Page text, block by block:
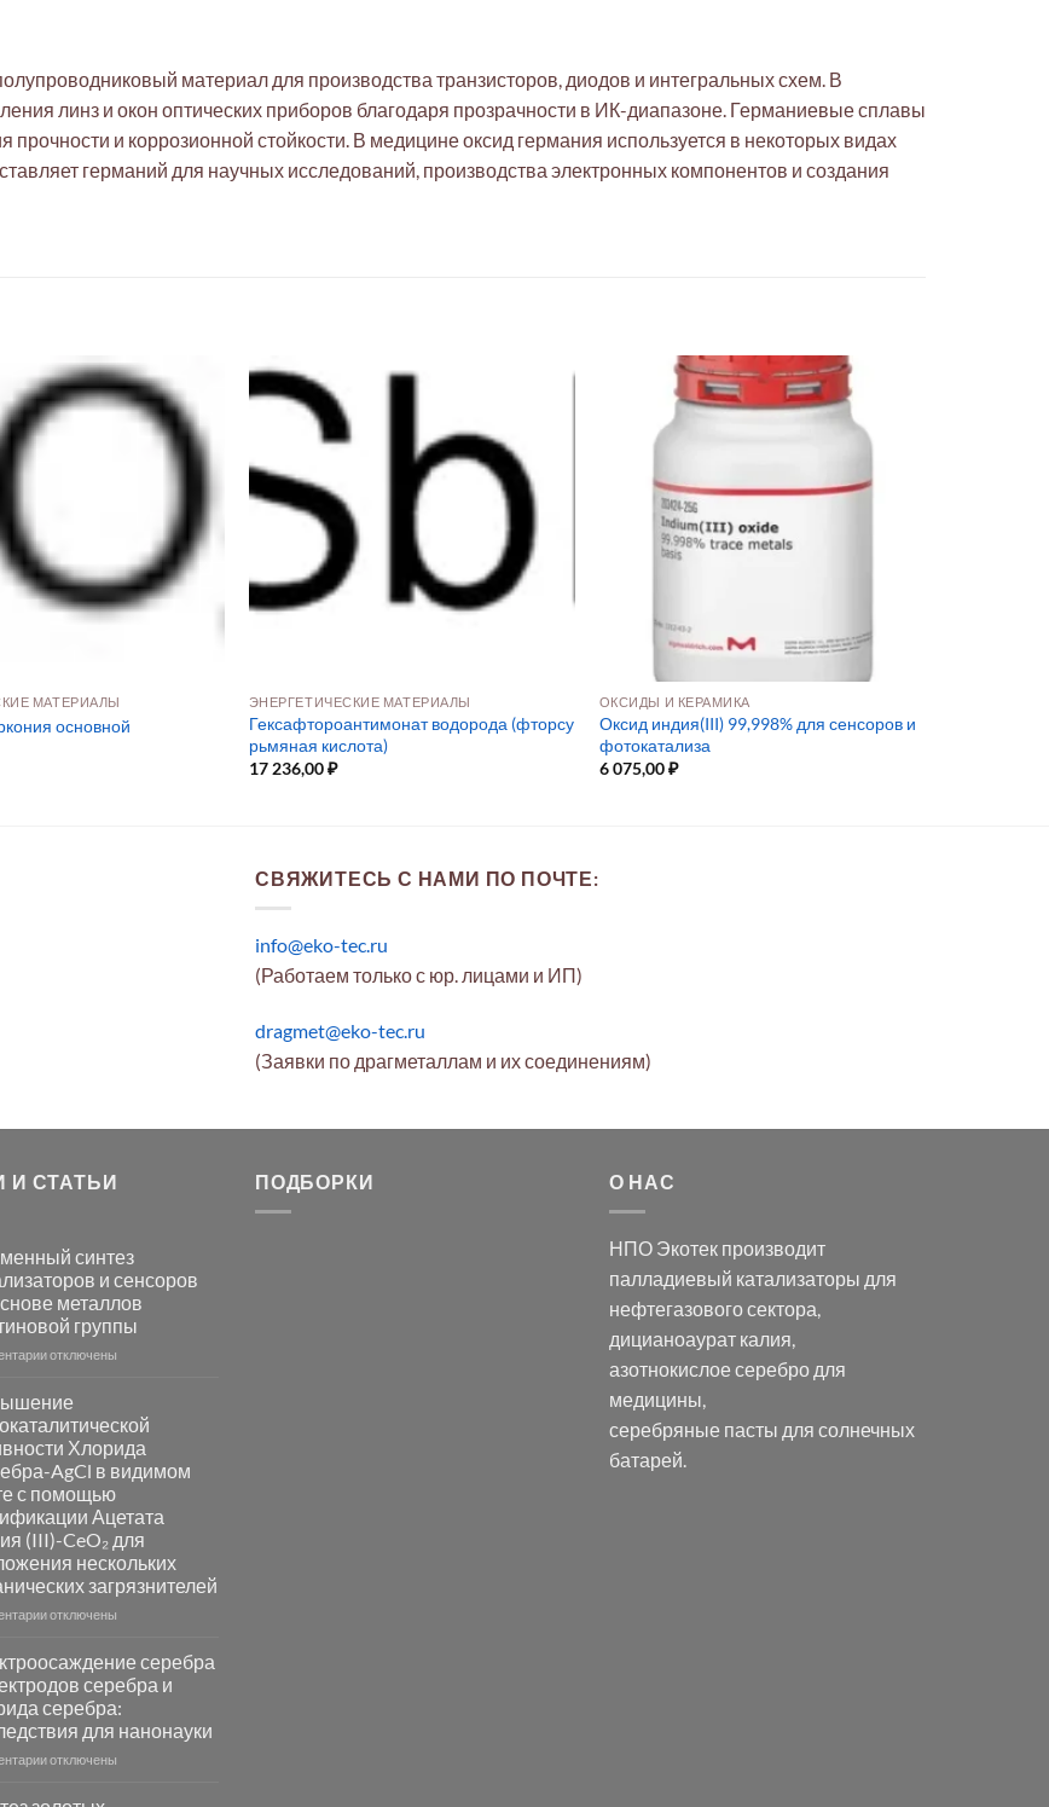
материал для производства транзисторов, диодов и интегральных схем. В
линз и окон оптических приборов благодаря прозрачности в ИК-диапазоне. Германиевые сплавы
и коррозионной стойкости. В медицине оксид германия используется в некоторых видах
германий для научных исследований, производства электронных компонентов и создания
МАТЕРИАЛЫ
основной
ЭНЕРГЕТИЧЕСКИЕ МАТЕРИАЛЫ
Гексафтороантимонат водорода (фторсу
рьмяная кислота)
17 236,00₽
ОКСИДЫ И КЕРАМИКА
Оксид индия(III) 99,998% для сенсоров и
фотокатализа
6 075,00₽
СВЯЖИТЕСЬ С НАМИ ПО ПОЧТЕ:
info@eko-tec.ru
(Работаем только с юр. лицами и ИП)
dragmet@eko-tec.ru
(Заявки по драгметаллам и их соединениям)
И СТАТЬИ
синтез
и сенсоров
металлов
группы
к
синтез
катализаторов
и
сенсоров
на
основе
металлов
платиновой
группы
отключены
Хлорида
AgCl в видимом
с помощью
Ацетата
(III)-CeO₂ для
нескольких
загрязнителей
к
фотокаталитической
активности
Хлорида
Серебра-
AgCl
отключены
серебра
серебра и
серебра:
для нанонауки
котключены
ПОДБОРКИ О НАС
НПО Экотек производит
палладиевый катализаторы для
нефтегазового сектора,
дицианоаурат калия,
азотнокислое серебродля
медицины,
серебряные пасты для солнечных
батарей.